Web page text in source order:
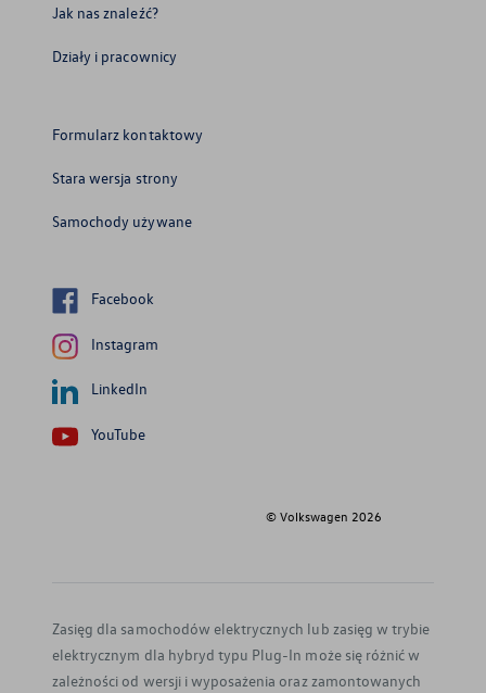
Jak nas znaleźć?
Działy i pracownicy
Formularz kontaktowy
Stara wersja strony
Samochody używane
Facebook
Instagram
LinkedIn
YouTube
© Volkswagen 2026
Zasięg dla samochodów elektrycznych lub zasięg w trybie
elektrycznym dla hybryd typu Plug-In może się różnić w
zależności od wersji i wyposażenia oraz zamontowanych